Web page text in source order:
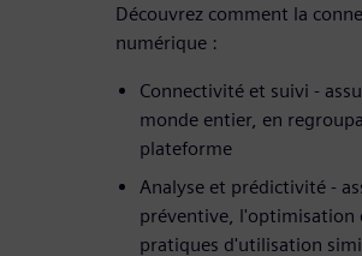
Découvrez comment la
numérique :
Connectivité et suivi -
monde entier, en
plateforme
Analyse et prédictivité -
préventive, l'optimisation
pratiques d'utilisation